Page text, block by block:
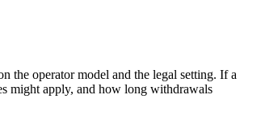
the operator model and the legal setting. If a
might apply, and how long withdrawals